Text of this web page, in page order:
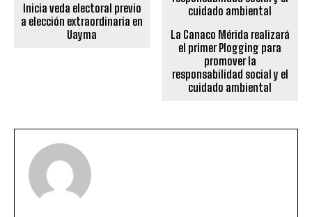
Inicia veda electoral previo
a elección extraordinaria en
Uayma
La Canaco Mérida realizará
el primer Plogging para
promover la
responsabilidad social y el
cuidado ambiental